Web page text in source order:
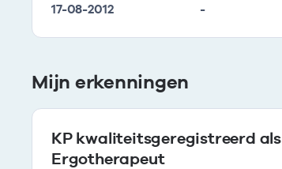
17-08-2012
-
Mijn erkenningen
KP kwaliteitsgeregistreerd als
Ergotherapeut